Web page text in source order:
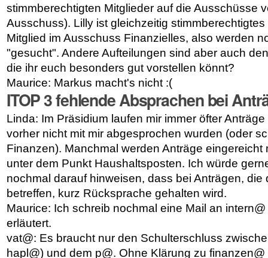
stimmberechtigten Mitglieder auf die Ausschüsse
Ausschuss). Lilly ist gleichzeitig
Mitglied im Ausschuss Finanzielles, also werden
"gesucht". Andere Aufteilungen sind aber auch
die ihr euch besonders gut vorstellen könnt?
Maurice: Markus macht's nicht :(
ITOP 3fehlende Absprachen bei
Linda: Im Präsidium laufen mir immer öfter
vorher nicht mit mir abgesprochen wurden (oder
Finanzen). Manchmal werden Anträge eingereicht
unter dem Punkt Haushaltsposten. Ich würde
nochmal darauf hinweisen, dass bei Anträgen, die
betreffen, kurz Rücksprache gehalten wird.
Maurice: Ich schreib nochmal eine Mail an
erläutert.
vat@: Es brauchtnur den Schulterschluss
hapl@) und dem p@. Ohne Klärung zu